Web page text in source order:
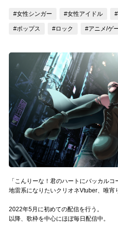
お問い合わせ
記事リクエスト
ログイン
LINK
muevoクラウドファンディング
muevoコミュニティ
ぶいクラ！by muevo
ぶいコミュ！by muevo
ぶいマガ！ by muevo
Follow us
#女性シンガー #女性アイドル
#ポップス #ロック #アニメ/ゲ
「こんりーな！君のハートにバッカルコ
地雷系になりたいクリオネVtuber、唯宵
2022年5月に初めての配信を行う。
以降、歌枠を中心にほぼ毎日配信中。